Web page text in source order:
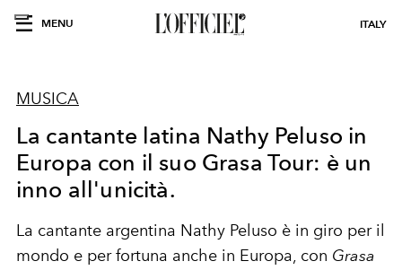
MENU ITALY
MUSICA
La cantante latina Nathy Peluso in
Europa con il suo Grasa Tour: è un
inno all'unicità.
La cantante argentina Nathy Peluso è in giro per il
mondo e per fortuna anche in Europa, con Grasa